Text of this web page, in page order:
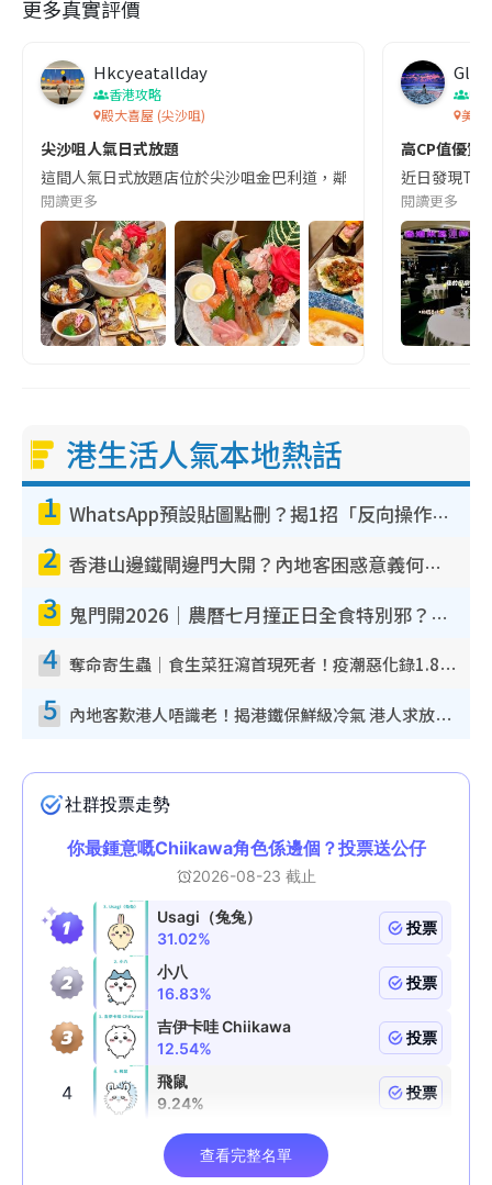
更多真實評價
Hkcyeatallday
香港攻略
殿大喜屋 (尖沙咀)
尖沙咀人氣日式放題
這間人氣日式放題店位於尖沙咀金巴利道，鄰近美麗華廣場，主
閱讀更多
中
美麗
高CP值優質
近日發現
閱讀更多
港生活人氣本地熱話
1 WhatsApp預設貼圖點刪？揭1招「反向操作」還原簡潔介面 附3步實測教學
2 香港山邊鐵閘邊門大開？內地客困惑意義何在！網民神回覆：呢種叫法理性防禦
3 鬼門開2026｜農曆七月撞正日全食特別邪？專家警告切忌做一事！揭4大禁忌+2招保平安
4 奪命寄生蟲｜食生菜狂瀉首現死者！疫潮惡化錄1.8萬宗病例 揭洗菜3大謬誤
5 內地客歎港人唔識老！揭港鐵保鮮級冷氣 港人求放過：咪投訴